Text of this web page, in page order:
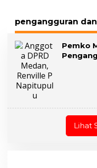
pengangguran
Pemko
Lihat